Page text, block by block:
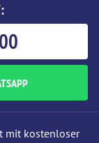
mit kostenloser